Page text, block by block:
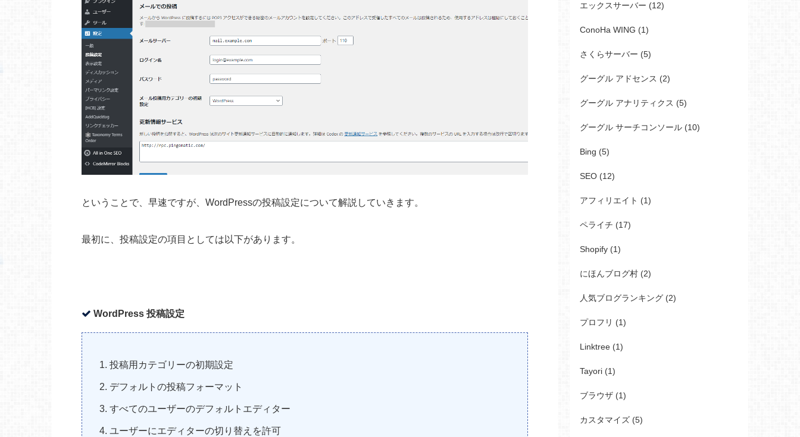
ということで、早速ですが、WordPressの投稿設定について解説していきます。
最初に、投稿設定の項目としては以下があります。
WordPress 投稿設定
投稿用カテゴリーの初期設定
デフォルトの投稿フォーマット
すべてのユーザーのデフォルトエディター
ユーザーにエディターの切り替えを許可
エックスサーバー (12)
ConoHa WING (1)
さくらサーバー (5)
グーグル アドセンス (2)
グーグル アナリティクス (5)
グーグル サーチコンソール (10)
Bing (5)
SEO (12)
アフィリエイト (1)
ペライチ (17)
Shopify (1)
にほんブログ村 (2)
人気ブログランキング (2)
プロフリ (1)
Linktree (1)
Tayori (1)
ブラウザ (1)
カスタマイズ (5)